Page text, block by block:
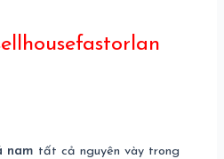
nam tất cả nguyên vày trong